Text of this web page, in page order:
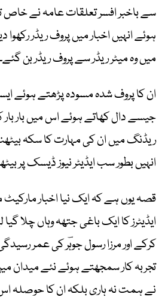
سے باخبر افسر تعلقات عامہ نے خاص
ہوئے انہیں اخبار میں پروف ریڈر رکھوا
میں وہ میٹر ریڈر سے پروف ریڈر بن
ان کا پروف شدہ مسودہ پڑھتے ہوئے
جیسے دال کھاتے ہوئے اس میں بار بار
ریڈنگ میں ان کی مہارت کا سکہ
انہیں بطور سب ایڈیٹر نیوز ڈیسک پر
قصہ یوں ہے کہ ایک نیا اخبار
ایڈیٹرز کا ایک باغی جتھہ وہاں چلا گیا
کرکے اور مرزا رسول جوہؔر کی عمر
تجربہ کار سمجھتے ہوئے نئے میدان میں
نے ہمت نہ ہاری بلکہ ان کا حوصلہ اس